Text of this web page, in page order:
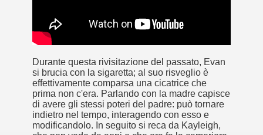
Durante questa rivisitazione del passato, Evan
si brucia con la sigaretta; al suo risveglio è
effettivamente comparsa una cicatrice che
prima non c'era. Parlando con la madre capisce
di avere gli stessi poteri del padre: può tornare
indietro nel tempo, interagendo con esso e
modificandolo. In seguito si reca da Kayleigh,